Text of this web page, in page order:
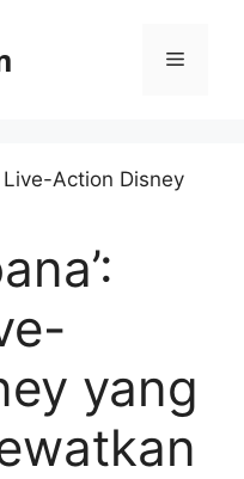
Menu
yang